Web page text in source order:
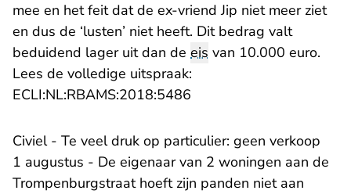
mee en het feit dat de ex-vriend Jip niet meer ziet
en dus de ‘lusten’ niet heeft. Dit bedrag valt
beduidend lager uit dan de eis van 10.000 euro.
Lees de volledige uitspraak:
ECLI:NL:RBAMS:2018:5486
Civiel - Te veel druk op particulier: geen verkoop
1 augustus - De eigenaar van 2 woningen aan de
Trompenburgstraat hoeft zijn panden niet aan